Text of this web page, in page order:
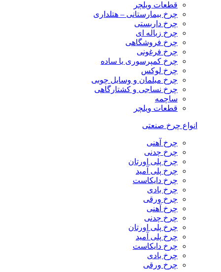
قطعات ویلچر
چرخ بیمارستانی – هتلداری
چرخ داربستی
چرخ زباله ای
چرخ فروشگاهی
چرخ فرغونی
چرخ کمپرسوری یا ساده
چرخ لوکس
چرخ مبلمان و وسایل چوبی
چرخ نساجی و کشتارگاهی
ساچمه
قطعات ویلچر
انواع چرخ صنعتی
چرخ آهنی
چرخ چدنی
چرخ پلی اورتان
چرخ پلی آمید
چرخ دایکاست
چرخ بادی
چرخ ورقی
چرخ آهنی
چرخ چدنی
چرخ پلی اورتان
چرخ پلی آمید
چرخ دایکاست
چرخ بادی
چرخ ورقی